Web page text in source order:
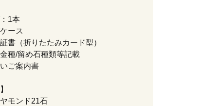
1本
ース
書（折りたたみカード型）
種/留め石種類等記載
ご案内書
モンド21石